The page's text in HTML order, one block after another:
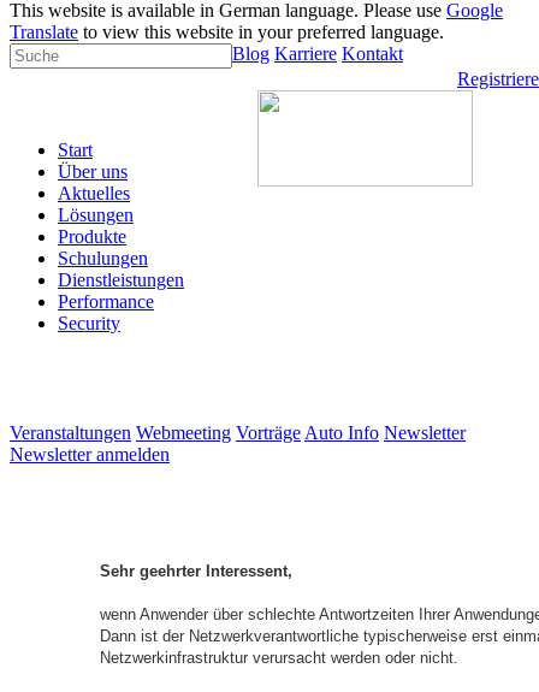
This website is available in German language. Please use Google
Translate to view this website in your preferred language.
Blog Karriere Kontakt
Start
Über uns
Aktuelles
Lösungen
Produkte
Schulungen
Dienstleistungen
Performance
Security
Veranstaltungen Webmeeting Vorträge Auto Info Newsletter
Newsletter anmelden
Sehr geehrter Interessent,
wenn Anwender über schlechte Antwortzeiten Ihrer
Dann ist der Netzwerkverantwortliche typischerweise erst
Netzwerkinfrastruktur verursacht werden oder nicht.